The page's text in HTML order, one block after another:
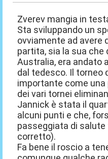
Zverev mangia in
Sta sviluppando un
ovviamente ad avere
partita, sia la sua che
Australia, era andato
dal tedesco. Il torneo
importante come una
dei vari tornei
Jannick è stata il
alcuni punti e che,
passeggiata di
corretto).
Fa bene il roscio a